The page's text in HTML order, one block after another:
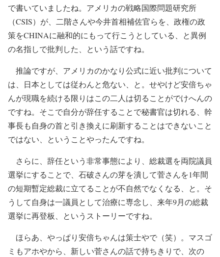
で書いていましたね。アメリカの戦略国際問題研究所
（CSIS）が、二階さんや今井首相補佐官らを、政権の政
策をCHINAに融和的にもって行こうとしている、と異例
の名指しで批判した、という話ですね。
推論ですが、アメリカのかなり公式に近い批判について
は、日本としては従わんと危ない、と。せやけど安倍ちゃ
んが現職を続ける限りはこの二人は切ることがでけへんの
ですね。そこで自分が辞任することで秘書官は切れる、幹
事長も自身の首と引き換えに刷新することはできないこと
ではない、ということやったんですね。
さらに、辞任という非常事態により、総裁選を両院議員
選挙にすることで、石破さんの芽を潰して菅さんを1年間
の短期暫定総裁に立てることが不自然でなくなる、と。そ
うして自身は一議員として治療に専念し、来年9月の総裁
選挙に再登板、というストーリーですね。
ほらあ、やっぱり安倍ちゃんは策士やで（笑）。マスゴ
ミもアホやから、新しい菅さんの話で持ちきりで、次の